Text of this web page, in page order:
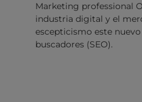
Marketing professional
industria digital y el
escepticismo este
buscadores (SEO).